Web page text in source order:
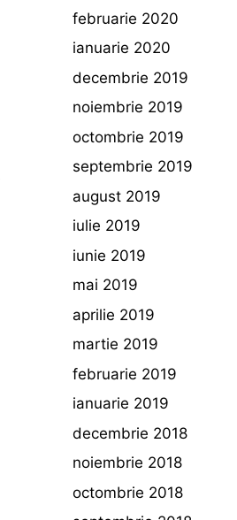
februarie 2020
ianuarie 2020
decembrie 2019
noiembrie 2019
octombrie 2019
septembrie 2019
august 2019
iulie 2019
iunie 2019
mai 2019
aprilie 2019
martie 2019
februarie 2019
ianuarie 2019
decembrie 2018
noiembrie 2018
octombrie 2018